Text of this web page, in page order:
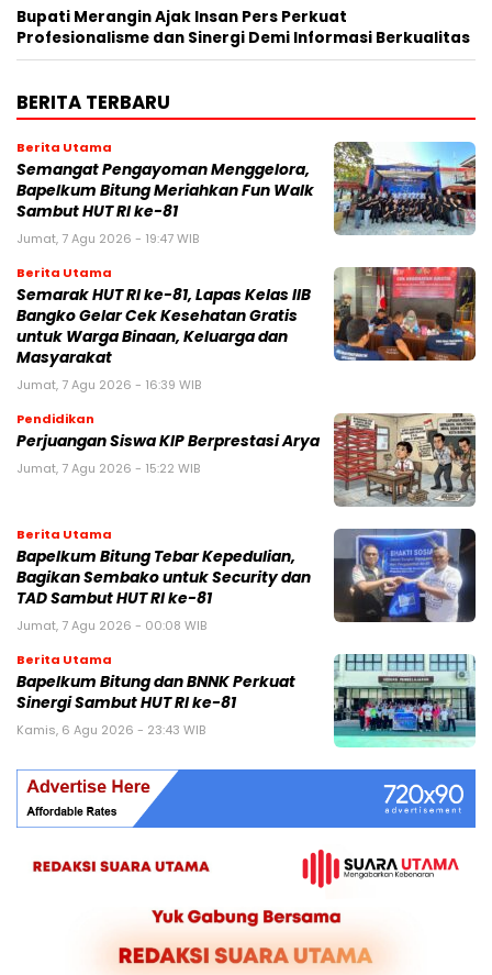
Bupati Merangin Ajak Insan Pers Perkuat
Profesionalisme dan Sinergi Demi Informasi Berkualitas
BERITA TERBARU
Berita Utama
Semangat Pengayoman Menggelora,
Bapelkum Bitung Meriahkan Fun Walk
Sambut HUT RI ke-81
Jumat, 7 Agu 2026 - 19:47 WIB
Berita Utama
Semarak HUT RI ke-81, Lapas Kelas IIB
Bangko Gelar Cek Kesehatan Gratis
untuk Warga Binaan, Keluarga dan
Masyarakat
Jumat, 7 Agu 2026 - 16:39 WIB
Pendidikan
Perjuangan Siswa KIP Berprestasi Arya
Jumat, 7 Agu 2026 - 15:22 WIB
Berita Utama
Bapelkum Bitung Tebar Kepedulian,
Bagikan Sembako untuk Security dan
TAD Sambut HUT RI ke-81
Jumat, 7 Agu 2026 - 00:08 WIB
Berita Utama
Bapelkum Bitung dan BNNK Perkuat
Sinergi Sambut HUT RI ke-81
Kamis, 6 Agu 2026 - 23:43 WIB